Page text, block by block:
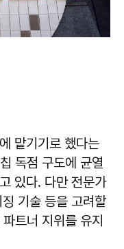
맡기기로 했다는
독점 구도에 균열
있다. 다만 전문가
기술 등을 고려할
트너 지위를 유지